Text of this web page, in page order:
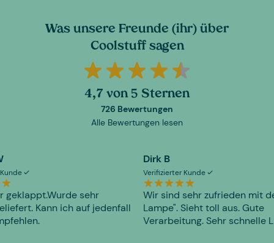
Was unsere Freunde (ihr) über
Coolstuff sagen
4,7 von 5 Sternen
726 Bewertungen
Alle Bewertungen lesen
geklappt.Wurde sehr
Kann ich auf jedenfall
Dirk B
Verifizierter Kunde
Wir sind sehr zufrieden mit
Lampe". Sieht toll aus. Gute
Verarbeitung. Sehr schnelle